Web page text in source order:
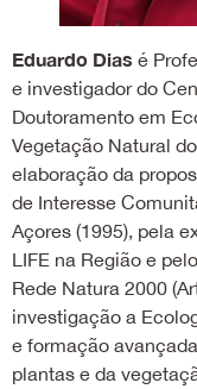
Eduardo Dias é
e investigador do
Doutoramento em
Vegetação Natural
elaboração da
de Interesse
Açores (1995), pela
LIFE na Região e
Rede Natura 2000
investigação a
e formação
plantas e da